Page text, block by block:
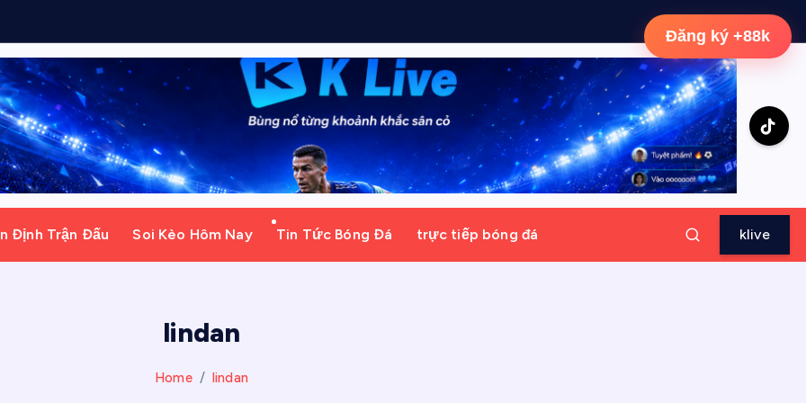
Định Trận Đấu Soi Kèo Hôm Nay Tin Tức Bóng Đá trực tiếp bóng đá klive
lindan
Home lindan
Đăng ký +88k